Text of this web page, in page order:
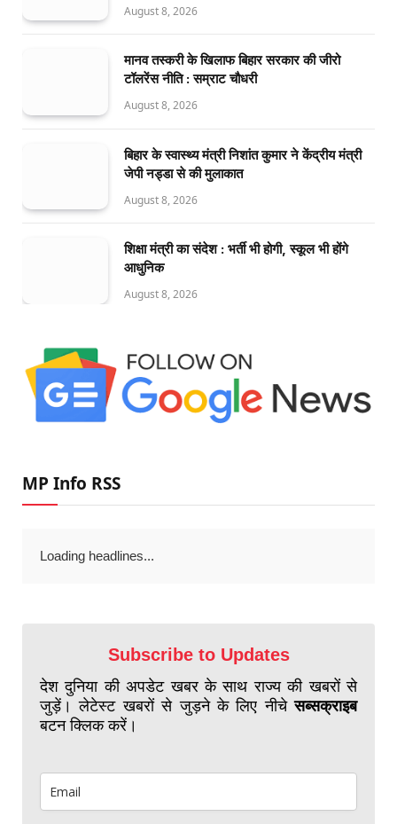
August 8, 2026
मानव तस्करी के खिलाफ बिहार सरकार की जीरो
टॉलरेंस नीति : सम्राट चौधरी
August 8, 2026
बिहार के स्वास्थ्य मंत्री निशांत कुमार ने केंद्रीय मंत्री
जेपी नड्डा से की मुलाकात
August 8, 2026
शिक्षा मंत्री का संदेश : भर्ती भी होगी, स्कूल भी होंगे
आधुनिक
August 8, 2026
MP Info RSS
Loading headlines...
Subscribe to Updates
देश दुनिया की अपडेट खबर के साथ राज्य की खबरों से
जुड़ें। लेटेस्ट खबरों से जुड़ने के लिए नीचेसब्सक्राइब
बटन क्लिक करें।